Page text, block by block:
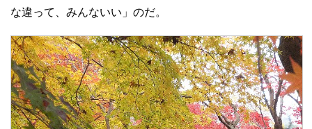
な違って、みんないい」のだ。